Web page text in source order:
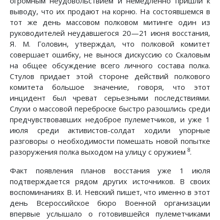
выводу, что их продают на корню. На состоявшемся в
тот же день массовом полковом митинге один из
руководителей неудавшегося 20—21 июня восстания,
Я. М. Головин, утверждал, что полковой комитет
совершает ошибку, не вынося дискуссию со Скаловым
на общее обсуждение всего личного состава полка.
Стулов придает этой стороне действий полкового
комитета большое значение, говоря, что этот
инцидент был чреват серьезными последствиями.
Слухи о массовой переброске быстро разошлись среди
предчувствовавших недоброе пулеметчиков, и уже 1
июля среди активистов-солдат ходили упорные
разговоры о необходимости помешать новой попытке
разоружения полка выходом на улицу с оружием 8.
Факт появления планов восстания уже 1 июля
подтверждается рядом других источников. В своих
воспоминаниях В. И. Невский пишет, что именно в этот
день Всероссийское бюро Военной организации
впервые услышало о готовившейся пулеметчиками